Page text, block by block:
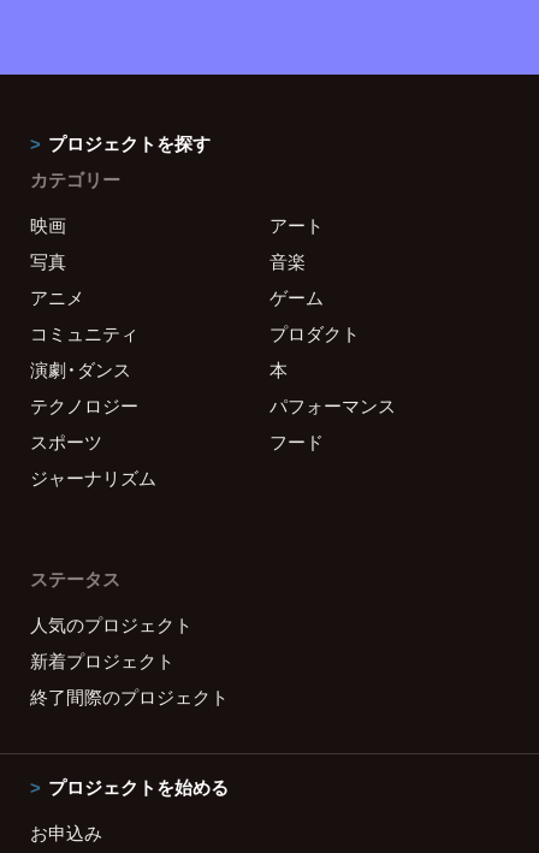
プロジェクトを探す
カテゴリー
映画
アート
写真
音楽
アニメ
ゲーム
コミュニティ
プロダクト
演劇・ダンス
本
テクノロジー
パフォーマンス
スポーツ
フード
ジャーナリズム
ステータス
人気のプロジェクト
新着プロジェクト
終了間際のプロジェクト
プロジェクトを始める
お申込み